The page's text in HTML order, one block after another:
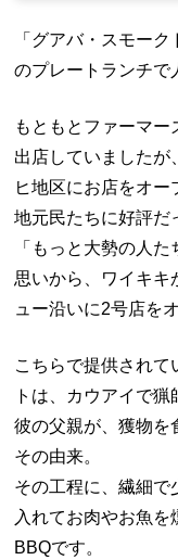
「グアバ・スモー
のプレートランチで
もともとファーマ
出店していましたが
ヒ地区にお店をオー
地元民たちに好評だ
「もっと大勢の人
思いから、ワイキキ
ュー沿いに2号店を
こちらで提供されて
トは、カウアイで
彼の父親が、獲物を
その由来。
その工程に、繊細で
入れてお肉やお魚
BBQです。